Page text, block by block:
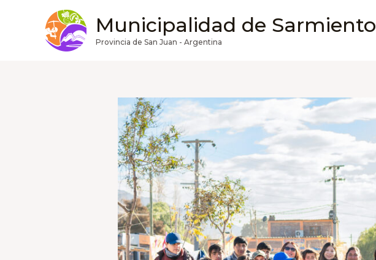
contenido
Municipalidad de Sarmiento
Provincia de San Juan - Argentina